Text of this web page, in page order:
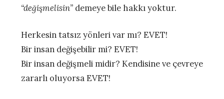
“değişmelisin” demeye bile hakkı yoktur.
Herkesin tatsız yönleri var mı? EVET!
Bir insan değişebilir mi? EVET!
Bir insan değişmeli midir? Kendisine ve çevreye
zararlı oluyorsa EVET!